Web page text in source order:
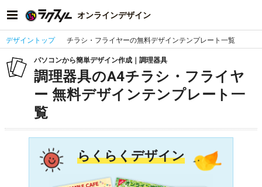
オンラインデザイン
デザイントップ チラシ・フライヤーの無料デザインテンプレート一覧
パソコンから簡単デザイン作成｜調理器具
調理器具のA4チラシ・フライヤ
ー 無料デザインテンプレート一
覧
らくらくデザイン